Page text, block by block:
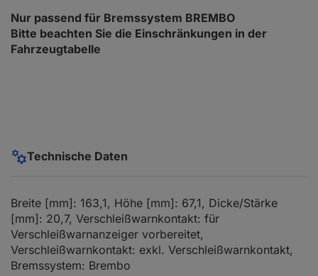
Nur passend für Bremssystem BREMBO
Bitte beachten Sie die Einschränkungen in der
Fahrzeugtabelle
Technische Daten
Breite [mm]: 163,1, Höhe [mm]: 67,1, Dicke/Stärke
[mm]: 20,7, Verschleißwarnkontakt: für
Verschleißwarnanzeiger vorbereitet,
Verschleißwarnkontakt: exkl. Verschleißwarnkontakt,
Bremssystem: Brembo